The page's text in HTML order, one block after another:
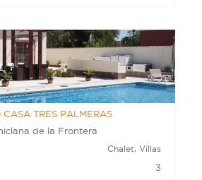
TRES PALMERAS
de la Frontera
Chalet, Villas
3